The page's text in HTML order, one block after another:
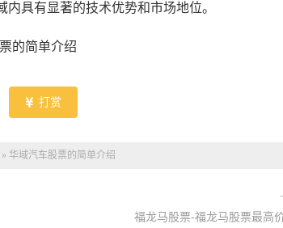
具有显著的技术优势和市场地位。
打赏
» 华域汽车股票的简单介绍
福龙马股票-福龙马股票最高